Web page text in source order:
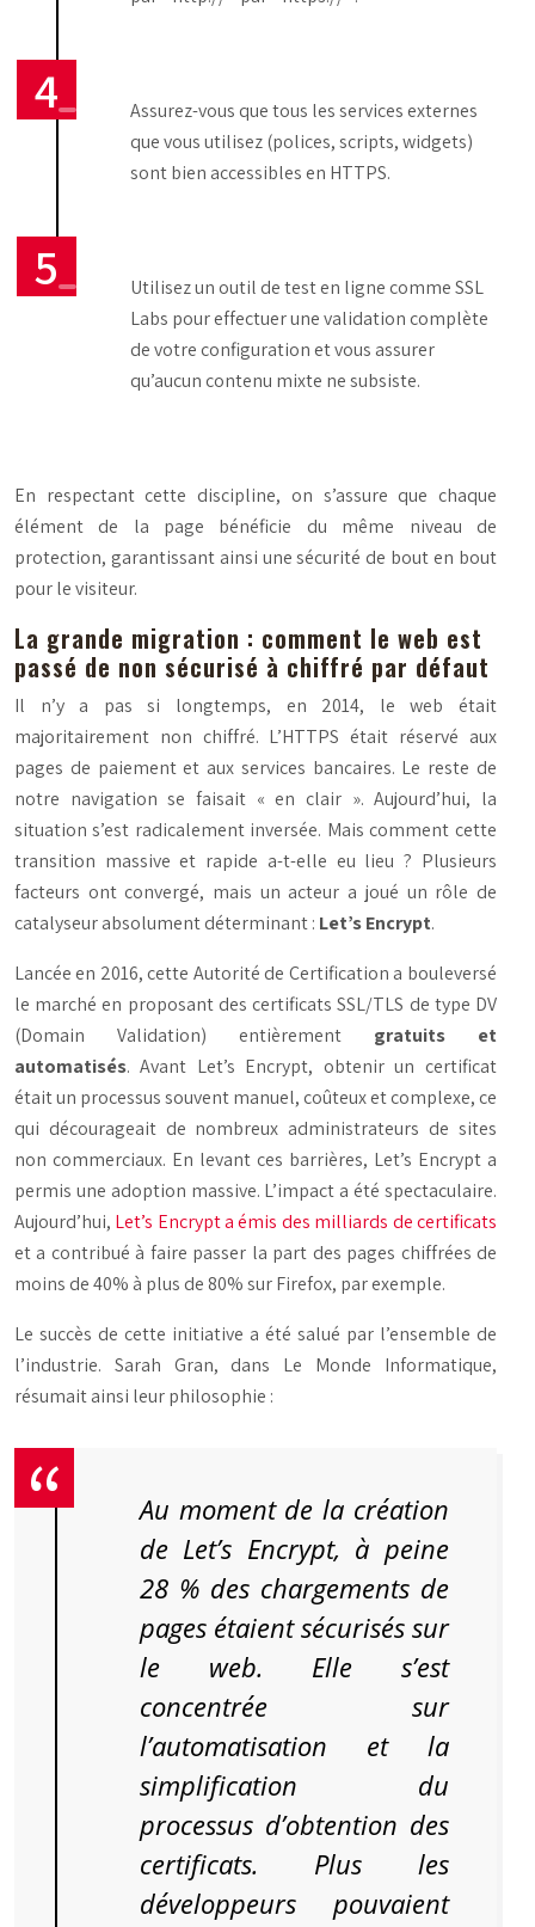
Assurez-vous que tous les services externes
que vous utilisez (polices, scripts, widgets)
sont bien accessibles en HTTPS.
Utilisez un outil de test en ligne comme SSL
Labs pour effectuer une validation complète
de votre configuration et vous assurer
qu’aucun contenu mixte ne subsiste.
En respectant cette discipline, on s’assure que chaque
élément de la page bénéficie du même niveau de
protection, garantissant ainsi une sécurité de bout en bout
pour le visiteur.
La grande migration : comment le web est
passé de non sécurisé à chiffré par défaut
Il n’y a pas si longtemps, en 2014, le web était
majoritairement non chiffré. L’HTTPS était réservé aux
pages de paiement et aux services bancaires. Le reste de
notre navigation se faisait « en clair ». Aujourd’hui, la
situation s’est radicalement inversée. Mais comment cette
transition massive et rapide a-t-elle eu lieu ? Plusieurs
facteurs ont convergé, mais un acteur a joué un rôle de
catalyseur absolument déterminant : Let’s Encrypt.
Lancée en 2016, cette Autorité de Certification a bouleversé
le marché en proposant des certificats SSL/TLS de type DV
(Domain Validation) entièrement gratuits et
automatisés. Avant Let’s Encrypt, obtenir un certificat
était un processus souvent manuel, coûteux et complexe, ce
qui décourageait de nombreux administrateurs de sites
non commerciaux. En levant ces barrières, Let’s Encrypt a
permis une adoption massive. L’impact a été spectaculaire.
Aujourd’hui, Let’s Encrypt a émis des milliards de certificats
et a contribué à faire passer la part des pages chiffrées de
moins de 40% à plus de 80% sur Firefox, par exemple.
Le succès de cette initiative a été salué par l’ensemble de
l’industrie. Sarah Gran, dans Le Monde Informatique,
résumait ainsi leur philosophie :
Au moment de la création
de Let’s Encrypt, à peine
28 % des chargements de
pages étaient sécurisés sur
le web. Elle s’est
concentrée sur
l’automatisation et la
simplification du
processus d’obtention des
certificats. Plus les
développeurs pouvaient